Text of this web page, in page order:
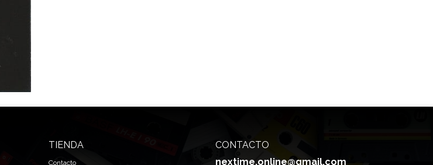
TIENDA
Contacto
CONTACTO
nextime.online@gmail.com